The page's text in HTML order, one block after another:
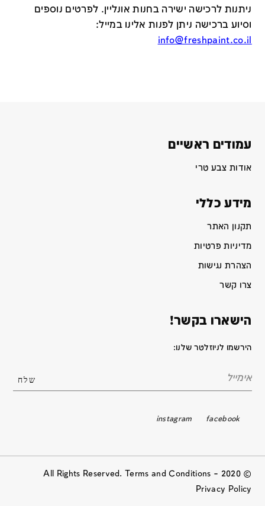
ניתנות לרכישה ישירה בחנות אונליין. לפרטים נוספים
וסיוע ברכישה ניתן לפנות אלינו במייל:
info@freshpaint.co.il
עמודים ראשיים
אודות צבע טרי
מידע כללי
תקנון האתר
מדיניות פרטיות
הצהרת נגישות
צרו קשר
הישארו בקשר!
הירשמו לניוזלטר שלנו:
facebook
instagram
© 2020 All Rights Reserved. Terms and Conditions –
Privacy Policy